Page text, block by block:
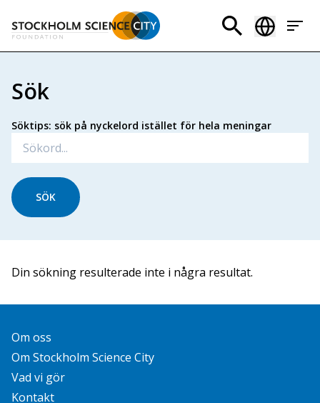
till
huvudinnehåll
Header
Sök
Söktips: sök på nyckelord istället för hela meningar
Din sökning resulterade inte i några resultat.
Om oss
Om Stockholm Science City
Vad vi gör
Kontakt